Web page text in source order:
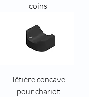
coins
Têtière concave
pour chariot